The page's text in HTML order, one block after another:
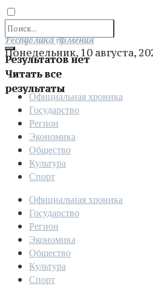
Результатов нет
Читать все
результаты
Отправить
Республика Армения
Понедельник, 10 августа,
Официальная хроника
Государство
Регион
Экономика
Общество
Культура
Спорт
Официальная хроника
Государство
Регион
Экономика
Общество
Культура
Спорт